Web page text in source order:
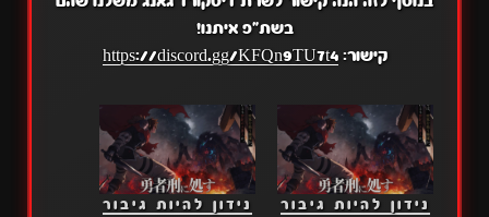
בשת"פ איתנו!
קישור:https://discord.gg/KFQn9TU7t4
נידון להיות גיבור
נידון להיות גיבור